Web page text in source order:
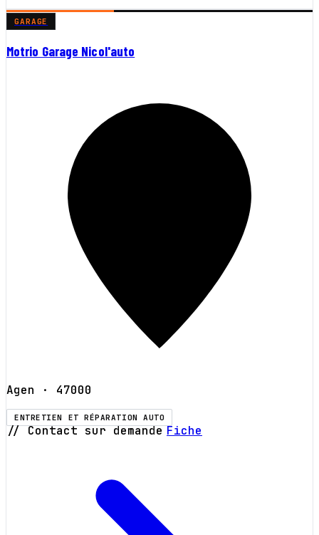
GARAGE
Motrio Garage Nicol'auto
Agen · 47000
ENTRETIEN ET RÉPARATION AUTO
// Contact sur demande Fiche